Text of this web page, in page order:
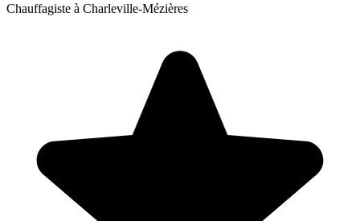
Chauffagiste à Charleville-Mézières